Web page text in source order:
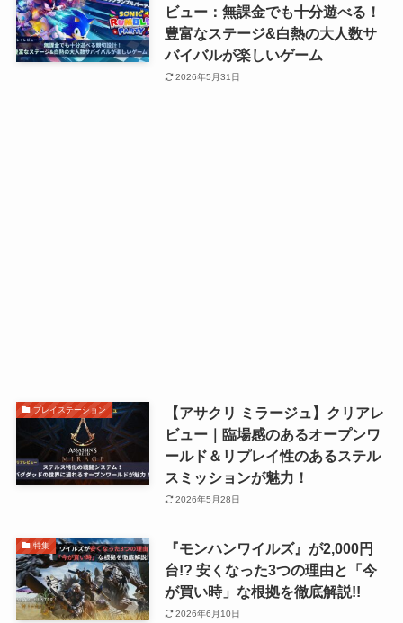
ビュー：無課金でも十分遊べる！
豊富なステージ&白熱の大人数サ
バイバルが楽しいゲーム
2026年5月31日
プレイステーション
【アサクリ ミラージュ】クリアレ
ビュー｜臨場感のあるオープンワ
ールド＆リプレイ性のあるステル
スミッションが魅力！
2026年5月28日
特集
『モンハンワイルズ』が2,000円
台!? 安くなった3つの理由と「今
が買い時」な根拠を徹底解説!!
2026年6月10日